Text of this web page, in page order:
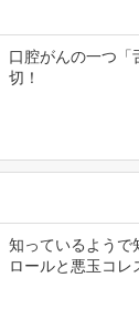
口腔がんの一つ「
切！
知っているようで
ロールと悪玉コレ